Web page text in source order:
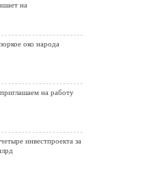
на
око народа
на работу
инвестпроекта за